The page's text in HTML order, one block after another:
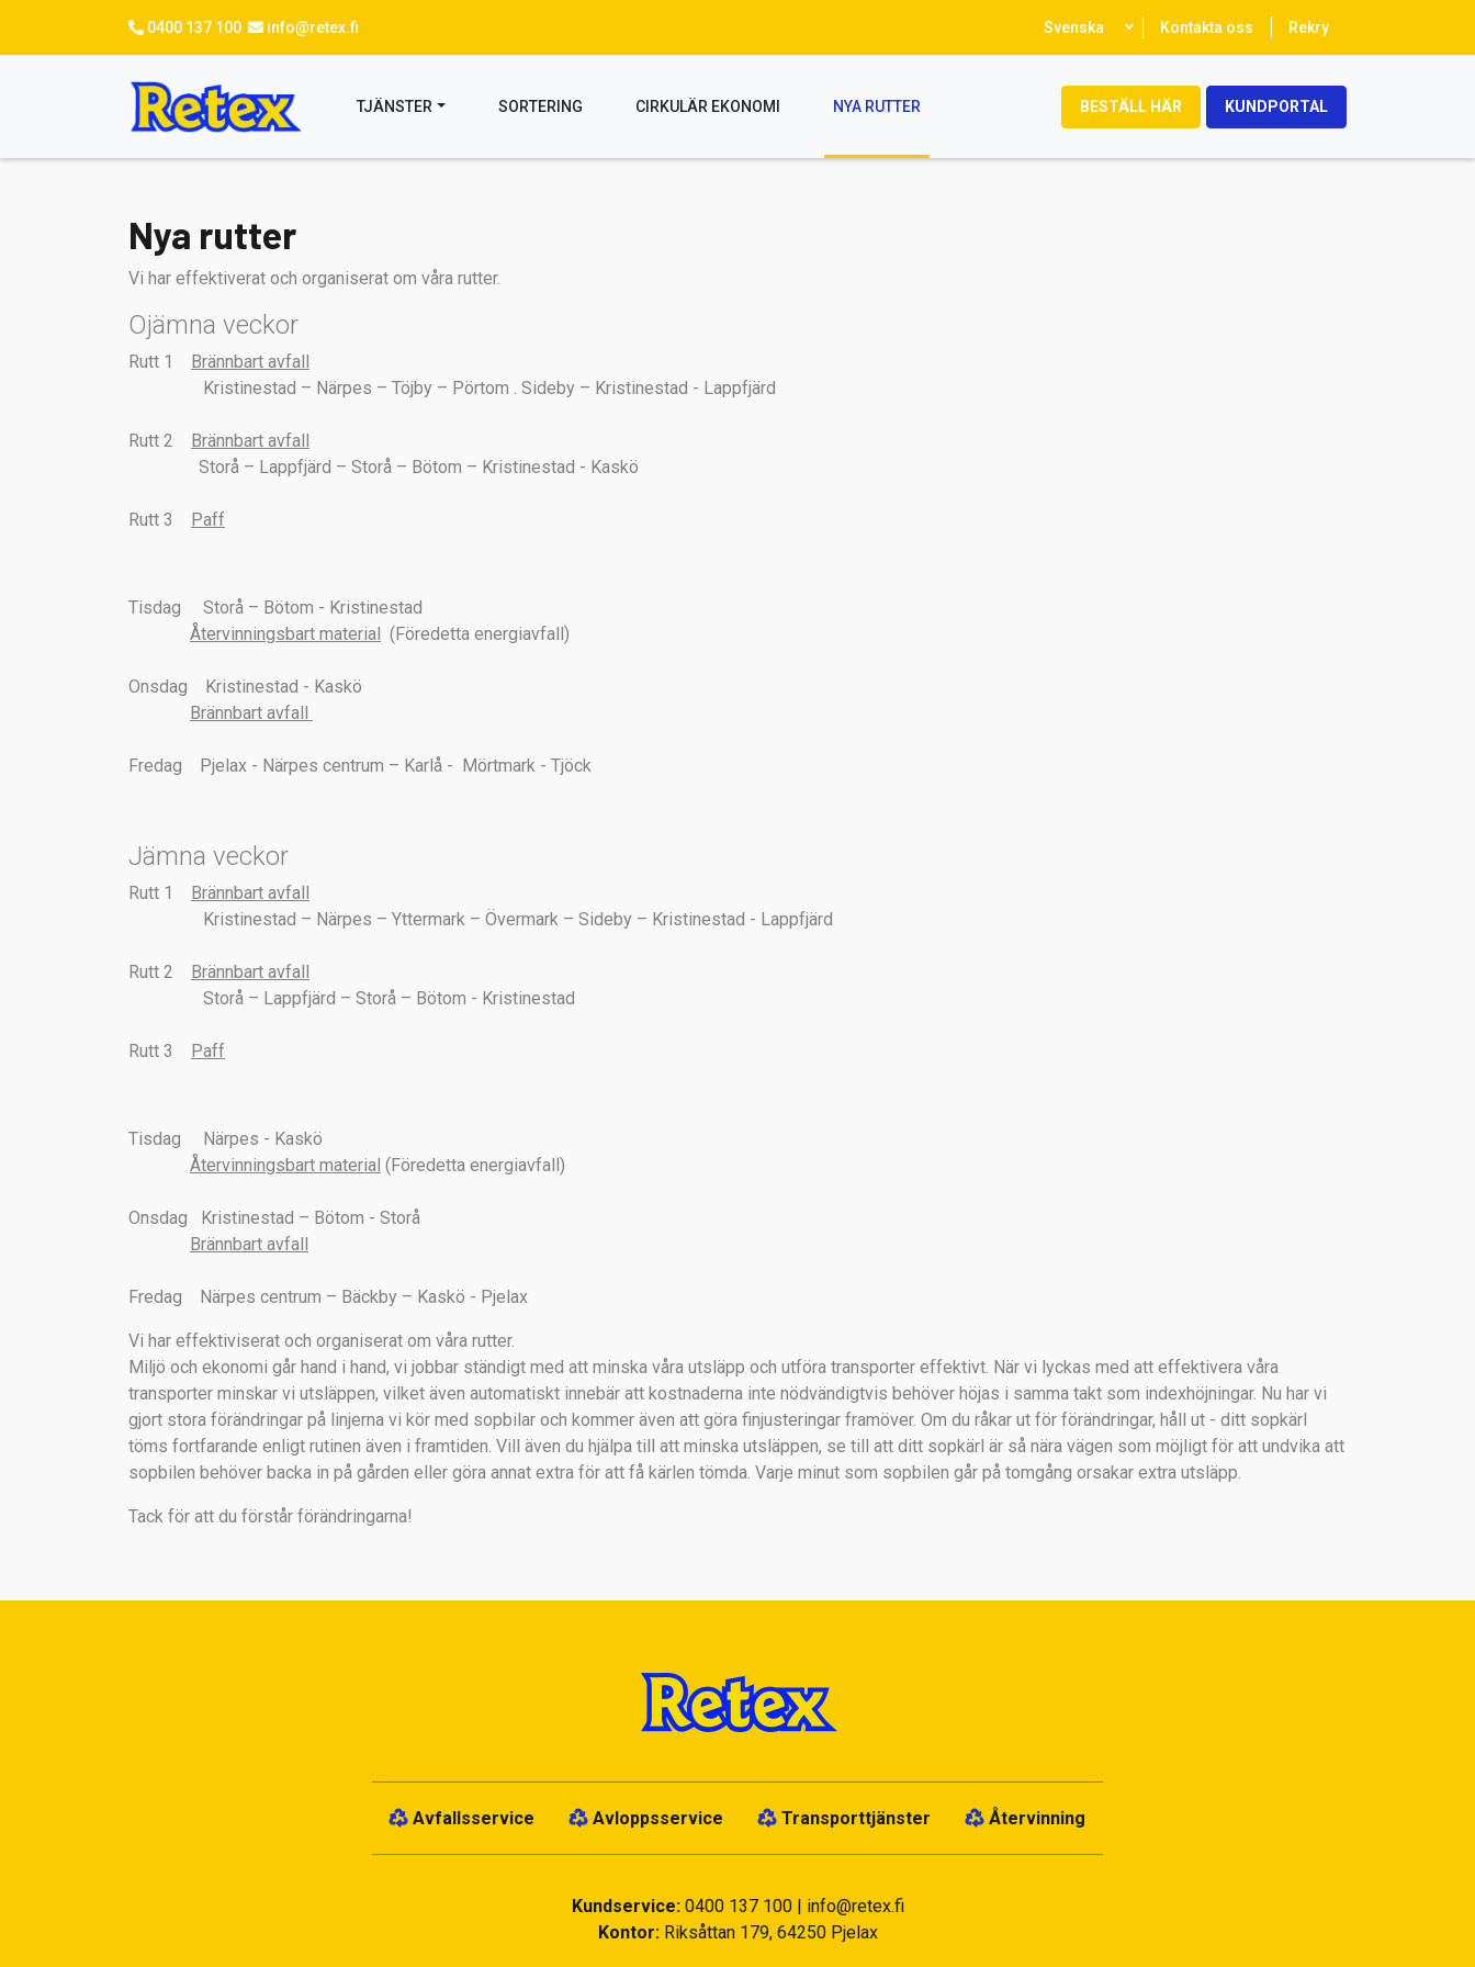
0400 137 100 info@retex.fi
your
Svenska Kontakta oss Rekry
TJÄNSTER SORTERING CIRKULÄR EKONOMI NYA RUTTER BESTÄLL HÄR KUNDPORTAL
Nya rutter
Vi har effektiverat och organiserat om våra rutter.
Ojämna veckor
Rutt 1
Brännbart avfall
Kristinestad – Närpes – Töjby – Pörtom . Sideby – Kristinestad - Lappfjärd
Rutt 2
Brännbart avfall
Storå – Lappfjärd – Storå – Bötom – Kristinestad - Kaskö
Rutt 3 Paff
Tisdag Storå – Bötom - Kristinestad
Återvinningsbart material
(Föredetta energiavfall)
Onsdag Kristinestad - Kaskö
Brännbart avfall
Fredag Pjelax - Närpes centrum – Karlå - Mörtmark - Tjöck
Jämna veckor
Rutt 1
Brännbart avfall
Kristinestad – Närpes – Yttermark – Övermark – Sideby – Kristinestad - Lappfjärd
Rutt 2
Brännbart avfall
Storå – Lappfjärd – Storå – Bötom - Kristinestad
Rutt 3 Paff
Tisdag Närpes - Kaskö
Återvinningsbart material (Föredetta energiavfall)
Onsdag Kristinestad – Bötom - Storå
Brännbart avfall
Fredag Närpes centrum – Bäckby – Kaskö - Pjelax
Vi har effektiviserat och organiserat om våra rutter.
Miljö och ekonomi går hand i hand, vi jobbar ständigt med att minska våra utsläpp och utföra transporter effektivt. När vi lyckas med att effektivera våra
transporter minskar vi utsläppen, vilket även automatiskt innebär att kostnaderna inte nödvändigtvis behöver höjas i samma takt som indexhöjningar. Nu har vi
gjort stora förändringar på linjerna vi kör med sopbilar och kommer även att göra finjusteringar framöver. Om du råkar ut för förändringar, håll ut - ditt sopkärl
töms fortfarande enligt rutinen även i framtiden. Vill även du hjälpa till att minska utsläppen, se till att ditt sopkärl är så nära vägen som möjligt för att undvika att
sopbilen behöver backa in på gården eller göra annat extra för att få kärlen tömda. Varje minut som sopbilen går på tomgång orsakar extra utsläpp.
Tack för att du förstår förändringarna!
Avfallsservice Avloppsservice Transporttjänster Återvinning
Kundservice: 0400 137 100| info@retex.fi
Kontor:Riksåttan 179, 64250 Pjelax